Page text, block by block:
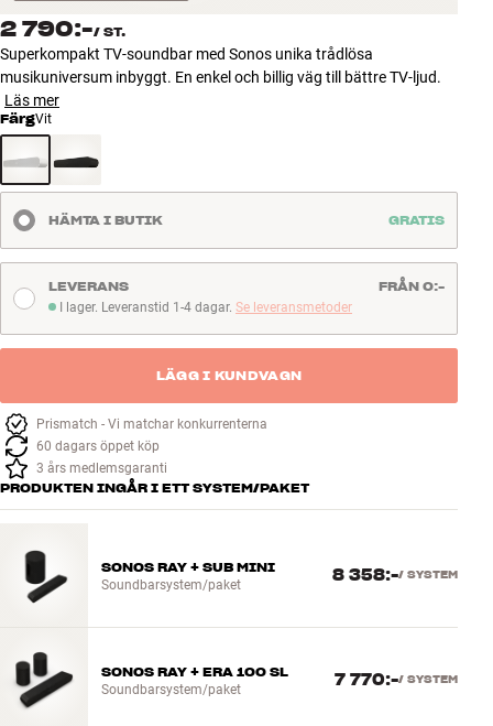
Kundtjänst
Bygg med ljud
Företag
2 790:-/ ST.
Superkompakt TV-soundbar med Sonos unika trådlösa
musikuniversum inbyggt. En enkel och billig väg till bättre TV-ljud.
Läs mer
FärgVit
HÄMTA I BUTIK GRATIS
I lager. Leveranstid 1-4 dagar
I lager. Leveranstid 1-4 dagar. Se leveransmetoder
LEVERANS FRÅN 0:-
LÄGG I KUNDVAGN
Prismatch - Vi matchar konkurrenterna
60 dagars öppet köp
3 års medlemsgaranti
PRODUKTEN INGÅR I ETT SYSTEM/PAKET
SONOS RAY + SUB MINI
Soundbarsystem/paket
8 358:-/ SYSTEM
SONOS RAY + ERA 100 SL
Soundbarsystem/paket
7 770:-/ SYSTEM